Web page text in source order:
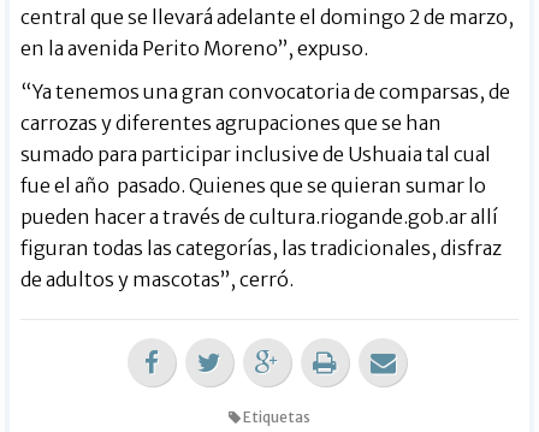
central que se llevará adelante el domingo 2 de marzo,
en la avenida Perito Moreno”, expuso.
“Ya tenemos una gran convocatoria de comparsas, de
carrozas y diferentes agrupaciones que se han
sumado para participar inclusive de Ushuaia tal cual
fue el año pasado. Quienes que se quieran sumar lo
pueden hacer a través de cultura.riogande.gob.ar allí
figuran todas las categorías, las tradicionales, disfraz
de adultos y mascotas”, cerró.
Etiquetas